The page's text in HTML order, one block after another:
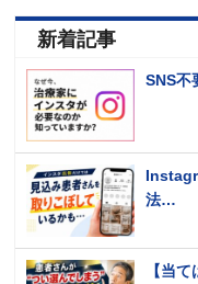
新着記事
SNS不
法…
【当